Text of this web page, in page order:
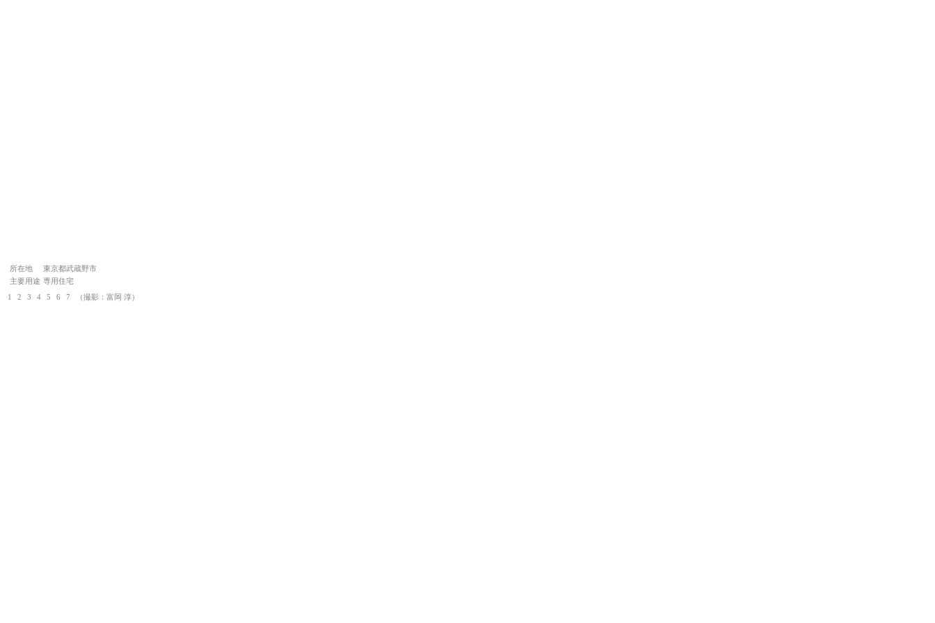
所在地
東京都武蔵野市
主要用途 専用住宅
1 2 3 4 5 6 7 （撮影：富岡 淳）